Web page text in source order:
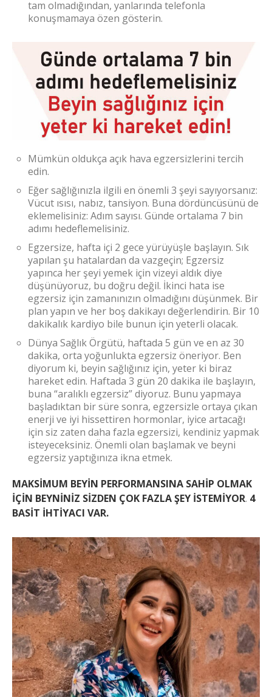
tam olmadığından, yanlarında telefonla
konuşmamaya özen gösterin.
Mümkün oldukça açık hava egzersizlerini tercih
edin.
Eğer sağlığınızla ilgili en önemli 3 şeyi sayıyorsanız:
Vücut ısısı, nabız, tansiyon. Buna dördüncüsünü de
eklemelisiniz: Adım sayısı. Günde ortalama 7 bin
adımı hedeflemelisiniz.
Egzersize, hafta içi 2 gece yürüyüşle başlayın. Sık
yapılan şu hatalardan da vazgeçin; Egzersiz
yapınca her şeyi yemek için vizeyi aldık diye
düşünüyoruz, bu doğru değil. İkinci hata ise
egzersiz için zamanınızın olmadığını düşünmek. Bir
plan yapın ve her boş dakikayı değerlendirin. Bir 10
dakikalık kardiyo bile bunun için yeterli olacak.
Dünya Sağlık Örgütü, haftada 5 gün ve en az 30
dakika, orta yoğunlukta egzersiz öneriyor. Ben
diyorum ki, beyin sağlığınız için, yeter ki biraz
hareket edin. Haftada 3 gün 20 dakika ile başlayın,
buna “aralıklı egzersiz” diyoruz. Bunu yapmaya
başladıktan bir süre sonra, egzersizle ortaya çıkan
enerji ve iyi hissettiren hormonlar, iyice artacağı
için siz zaten daha fazla egzersizi, kendiniz yapmak
isteyeceksiniz. Önemli olan başlamak ve beyni
egzersiz yaptığınıza ikna etmek.
MAKSİMUM BEYİN PERFORMANSINA SAHİP OLMAK
İÇİN BEYNİNİZ SİZDEN ÇOK FAZLA ŞEY İSTEMİYOR. 4
BASİT İHTİYACI VAR.